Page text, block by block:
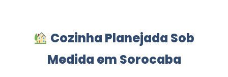
Cozinha Planejada Sob
Medida em Sorocaba